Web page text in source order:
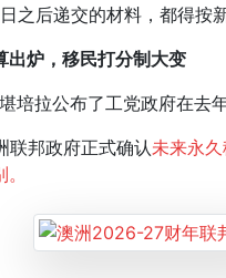
之后递交的材料，都得按新
炉，移民打分制大变
拉公布了工党政府在去年
邦政府正式确认未来永